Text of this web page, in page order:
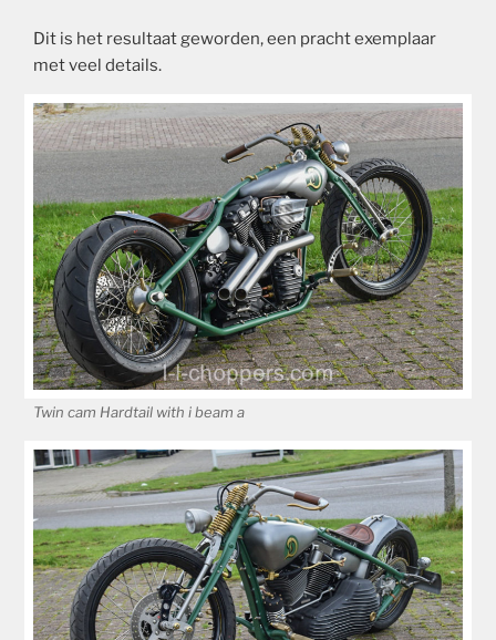
Dit is het resultaat geworden, een pracht exemplaar
met veel details.
Twin cam Hardtail with i beam a